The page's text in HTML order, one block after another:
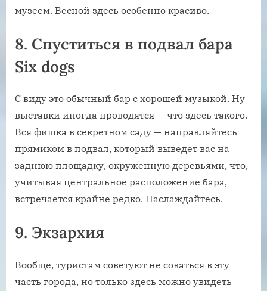
музеем. Весной здесь особенно красиво.
8. Спуститься в подвал бара
Six dogs
С виду это обычный бар с хорошей музыкой. Ну
выставки иногда проводятся — что здесь такого.
Вся фишка в секретном саду — направляйтесь
прямиком в подвал, который выведет вас на
заднюю площадку, окруженную деревьями, что,
учитывая центральное расположение бара,
встречается крайне редко. Наслаждайтесь.
9. Экзархия
Вообще, туристам советуют не соваться в эту
часть города, но только здесь можно увидеть